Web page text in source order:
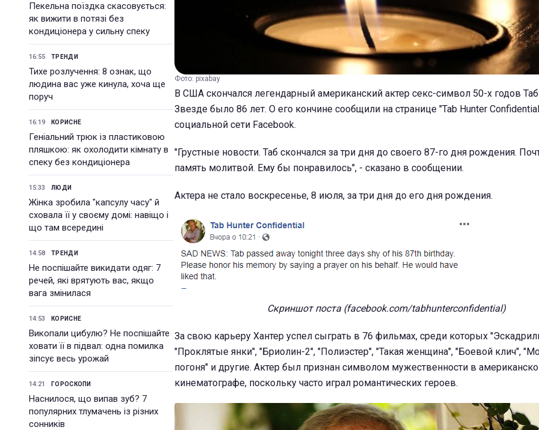
Пекельна поїздка скасовується:
як вижити в потязі без
кондиціонера у сильну спеку
16:55 ТРЕНДИ
Тихе розлучення: 8 ознак, що
людина вас уже кинула, хоча ще
поруч
16:19 КОРИСНЕ
Геніальний трюк із пластиковою
пляшкою: як охолодити кімнату в
спеку без кондиціонера
15:33 ЛЮДИ
Жінка зробила "капсулу часу" й
сховала її у своєму домі: навіщо і
що там всередині
14:58 ТРЕНДИ
Не поспішайте викидати одяг: 7
речей, які врятують вас, якщо
вага змінилася
14:53 КОРИСНЕ
Викопали цибулю? Не поспішайте
ховати її в підвал: одна помилка
зіпсує весь урожай
14:21 ГОРОСКОПИ
Наснилося, що випав зуб? 7
популярних тлумачень із різних
сонників
Фото: pixabay
В США скончался легендарный американский актер секс-символ 50-х годов Таб
Звезде было 86 лет. О его кончине сообщили на странице "Tab Hunter
социальной сети Facebook.
"Грустные новости. Таб скончался за три дня до своего 87-го дня рождения.
память молитвой. Ему бы понравилось", - сказано в сообщении.
Актера не стало воскресенье, 8 июля, за три дня до его дня рождения.
Скриншот поста (facebook.com/tabhunterconfidential)
За свою карьеру Хантер успел сыграть в 76 фильмах, среди которых
"Проклятые янки", "Бриолин-2", "Полиэстер", "Такая женщина", "Боевой клич",
погоня" и другие. Актер был признан символом мужественности в
кинематографе, поскольку часто играл романтических героев.